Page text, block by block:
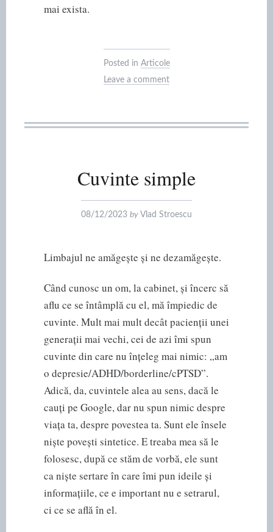
mai exista.
Posted in Articole
Leave a comment
Cuvinte simple
08/12/2023 by Vlad Stroescu
Limbajul ne amăgește și ne dezamăgește.
Când cunosc un om, la cabinet, și încerc să
aflu ce se întâmplă cu el, mă împiedic de
cuvinte. Mult mai mult decât pacienții unei
generații mai vechi, cei de azi îmi spun
cuvinte din care nu înțeleg mai nimic: „am
o depresie/ADHD/borderline/cPTSD”.
Adică, da, cuvintele alea au sens, dacă le
cauți pe Google, dar nu spun nimic despre
viața ta, despre povestea ta. Sunt ele însele
niște povești sintetice. E treaba mea să le
folosesc, după ce stăm de vorbă, ele sunt
ca niște sertare în care îmi pun ideile și
informațiile, ce e important nu e setrarul,
ci ce se află în el.